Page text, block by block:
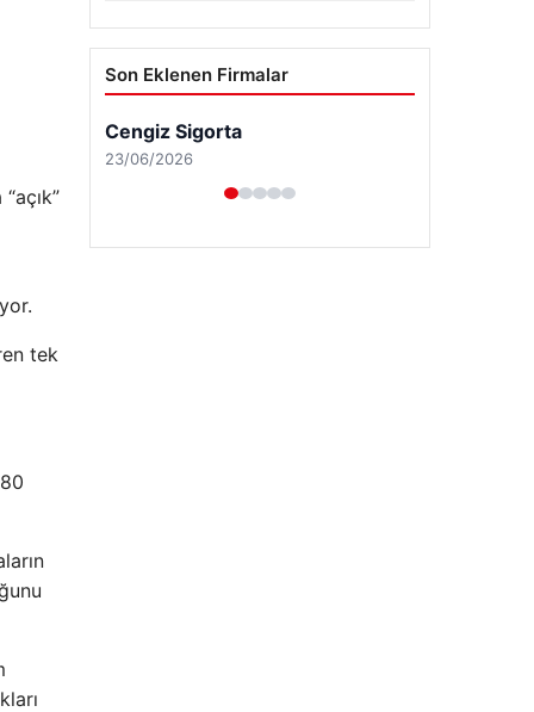
tek
Son Eklenen Firmalar